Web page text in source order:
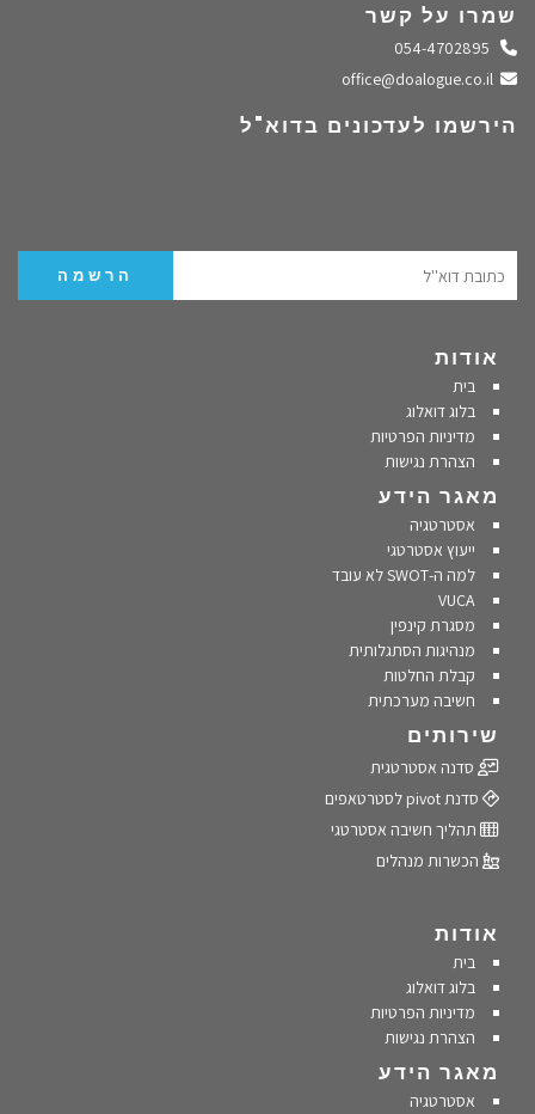
שמרו על קשר
התקשרו אלינו
שלחו מייל
הירשמו לעדכונים בדוא"ל
אודות
בית
בלוג דואלוג
מדיניות הפרטיות
הצהרת נגישות
מאגר הידע
אסטרטגיה
ייעוץ אסטרטגי
למה ה-SWOT לא עובד
VUCA
מסגרת קינפין
מנהיגות הסתגלותית
קבלת החלטות
חשיבה מערכתית
שירותים
סדנה אסטרטגית
סדנת pivot לסטרטאפים
תהליך חשיבה אסטרטגי
הכשרות מנהלים
אודות
בית
בלוג דואלוג
מדיניות הפרטיות
הצהרת נגישות
מאגר הידע
אסטרטגיה